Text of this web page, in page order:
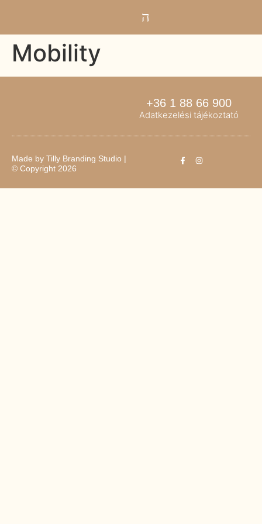
Mobility
+36 1 88 66 900
Adatkezelési tájékoztató
Made by Tilly Branding Studio |
© Copyright 2026